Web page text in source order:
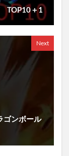
TOP10＋1
Next
ゴンボール